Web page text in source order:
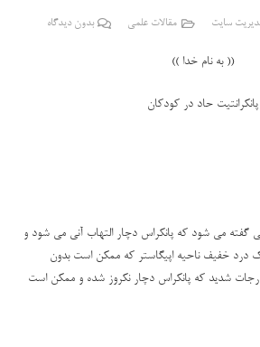
سایت مقالات علمی بدون دیدگاه
(( به نام خدا ))
پانکرانتیت حاد در کودکان
گفته می شود که پانکراس دچار التهاب آنی می شود و
درد خفیف ناحیه اپیگاستر که ممکن است بدون
شدید که پانکراس دچار نکروز شده و ممکن است